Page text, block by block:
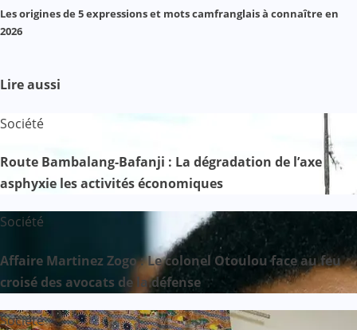
Les origines de 5 expressions et mots camfranglais à connaître en
2026
Lire aussi
Société
Route Bambalang-Bafanji : La dégradation de l’axe
asphyxie les activités économiques
Société
Affaire Martinez Zogo : Le colonel Otoulou face au feu
croisé des avocats de la défense
Société